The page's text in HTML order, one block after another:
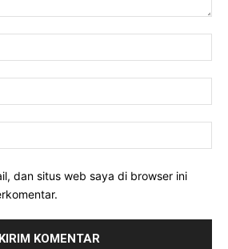
dan situs web saya di browser ini